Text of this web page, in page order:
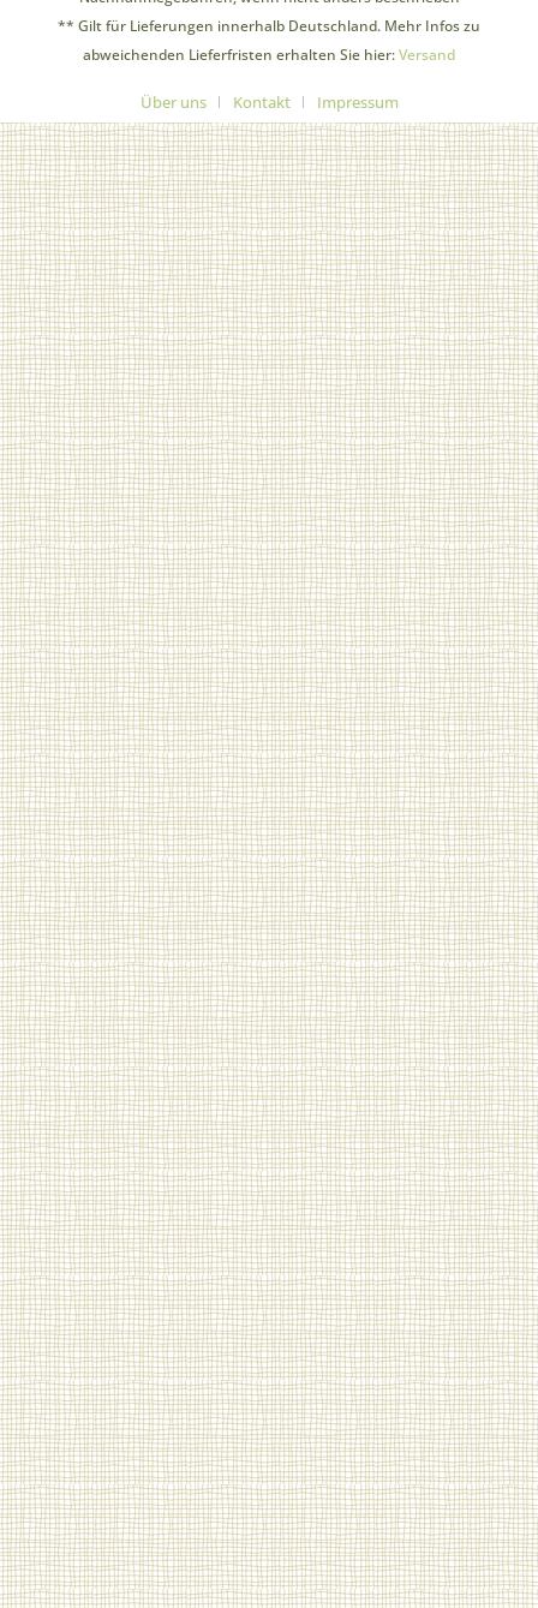
** Gilt für Lieferungen innerhalb Deutschland. Mehr Infos zu
abweichenden Lieferfristen erhalten Sie hier:Versand
Über uns Kontakt Impressum